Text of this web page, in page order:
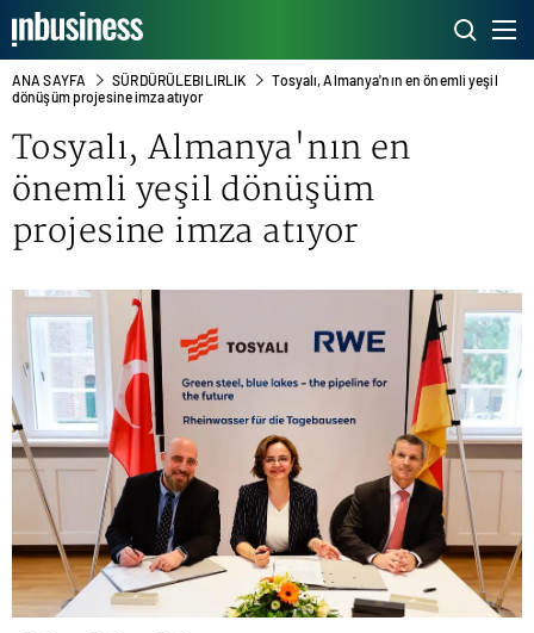
ANA SAYFA SÜRDÜRÜLEBILIRLIK
Tosyalı, Almanya'nın en önemli yeşil
dönüşüm projesine imza atıyor
Tosyalı, Almanya'nın en
önemli yeşil dönüşüm
projesine imza atıyor